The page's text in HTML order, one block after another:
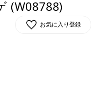
(W08788)
お気に入り登録